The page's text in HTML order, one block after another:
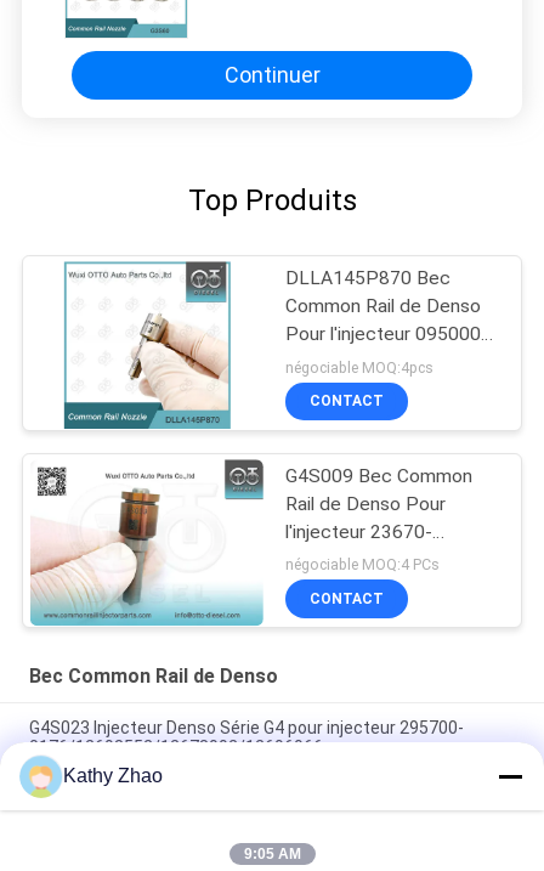
Continuer
Top Produits
DLLA145P870 Bec
Common Rail de Denso
Pour l'injecteur 095000-
560# 1465A041
négociable MOQ:4pcs
CONTACT
G4S009 Bec Common
Rail de Denso Pour
l'injecteur 23670-
0E010/09420
négociable MOQ:4 PCs
CONTACT
Bec Common Rail de Denso
G4S023 Injecteur Denso Série G4 pour injecteur 295700-
0176/12698552/12678992/12696966
Gicleur de pompe à injection Common Rail Diesel G4S025 pour
injecteur Denso
Buse d'injection de carburant G4S018 pour injecteur de
Kathy Zhao
9:05 AM